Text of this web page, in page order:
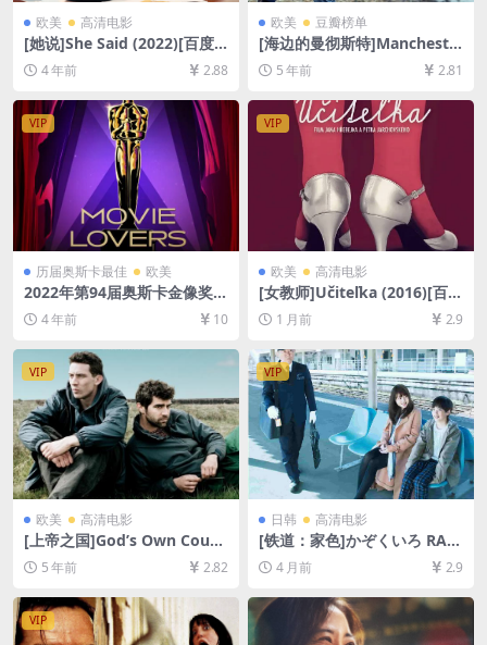
欧美 高清电影
[她说]She Said (2022)[百度
网盘+迅雷云盘资源1080P超
清未删减][MP4/8GB][中英字
幕]
4 年前 2.88
欧美 豆瓣榜单
[海边的曼彻斯特]Mancheste
r by the Sea (2016)[百度网
盘+迅雷云盘资源1080P超清
未删减][MP4/8.8GB][中英字
幕]
5 年前 2.81
VIP
历届奥斯卡最佳 欧美
2022年第94届奥斯卡金像奖-
电影篇合集[百度网盘资源108
0P超清未删减][MP4/104GB]
4 年前 10
VIP
欧美 高清电影
[女教师]Učiteľka (2016)[百度
网盘+夸克网盘1080P超清未
删减资源][网盘在线播放/下
1 月前 2.9
VIP
欧美 高清电影
[上帝之国]God’s Own Count
ry (2017)[百度网盘+迅雷云盘
资源1080P超清未删减][MP4/
5.9GB][中英字幕]【视频文件
+防和谐压缩包（含解压密
码）】
5 年前 2.82
VIP
日韩 高清电影
[铁道：家色]かぞくいろ RAIL
WAYS わたしたちの出発 (201
8)[百度网盘+夸克网盘1080P
超清未删减资源][网盘在线播
放/下载][MP4/8.3GB][中文字
4 月前 2.9
VIP